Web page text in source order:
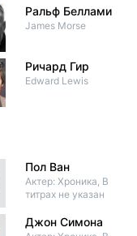
Ральф Беллами
James Morse
Ричард Гир
Edward Lewis
Пол Ван
Актер: Хроника, В
титрах не указан
Джон Симона